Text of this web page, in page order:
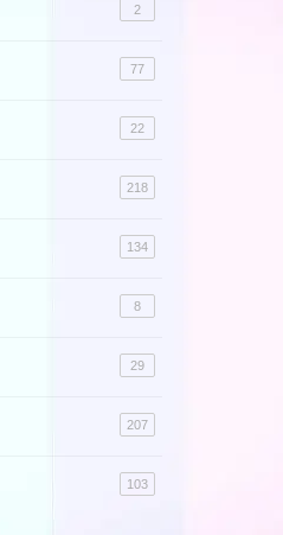
2
77
22
218
134
8
29
207
103